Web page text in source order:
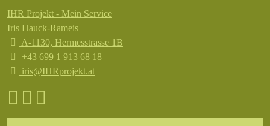
IHR Projekt - Mein Service
Iris Hauck-Rameis
A-1130, Hermesstrasse 1B
+43 699 1 913 68 18
iris@IHRprojekt.at